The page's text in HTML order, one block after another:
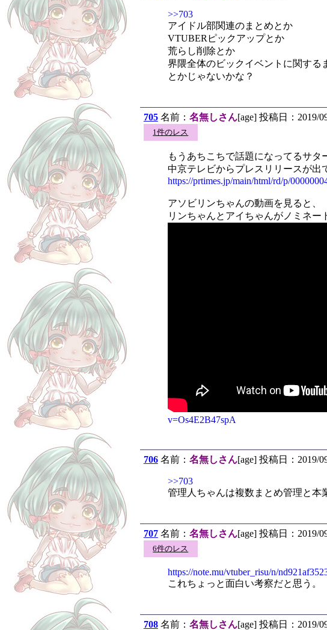
>>703
アイドル部関連のまとめとか
VTUBERピックアップとか
荒らし削除とか
界隈全体のビックイベントに関する
とかじゃないかな？
705名前： 名無しさん[age] 投稿日：2019/
1件のレス
もうあちこちで話題になってるサタ
中京テレビからプレスリリースが出
https://prtimes.jp/main/html/rd/p/
アソビリンちゃんの動画を見ると、
リンちゃんとアイちゃんがノミネー
v=Os4E2B47spA
706名前： 名無しさん[age] 投稿日：2019/
>>703
管理人ちゃんは複数まとめ管理と
707名前： 名無しさん[age] 投稿日：2019/
6件のレス
https://note.mu/vtuber_risu/n/
これちょっと面白い考察だと思う。
708名前： 名無しさん[age] 投稿日：2019/